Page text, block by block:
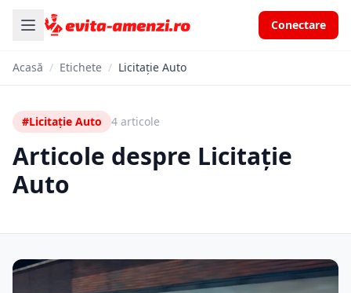
Conectare
Acasă / Etichete / Licitație Auto
#Licitație Auto 4 articole
Articole despre Licitație
Auto